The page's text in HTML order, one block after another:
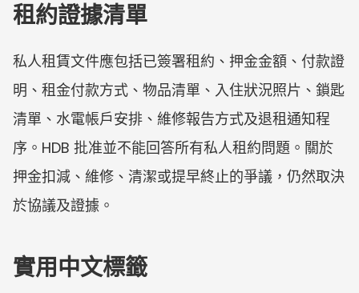
租約證據清單
私人租賃文件應包括已簽署租約、押金金額、付款證
明、租金付款方式、物品清單、入住狀況照片、鎖匙
清單、水電帳戶安排、維修報告方式及退租通知程
序。HDB 批准並不能回答所有私人租約問題。關於
押金扣減、維修、清潔或提早終止的爭議，仍然取決
於協議及證據。
實用中文標籤